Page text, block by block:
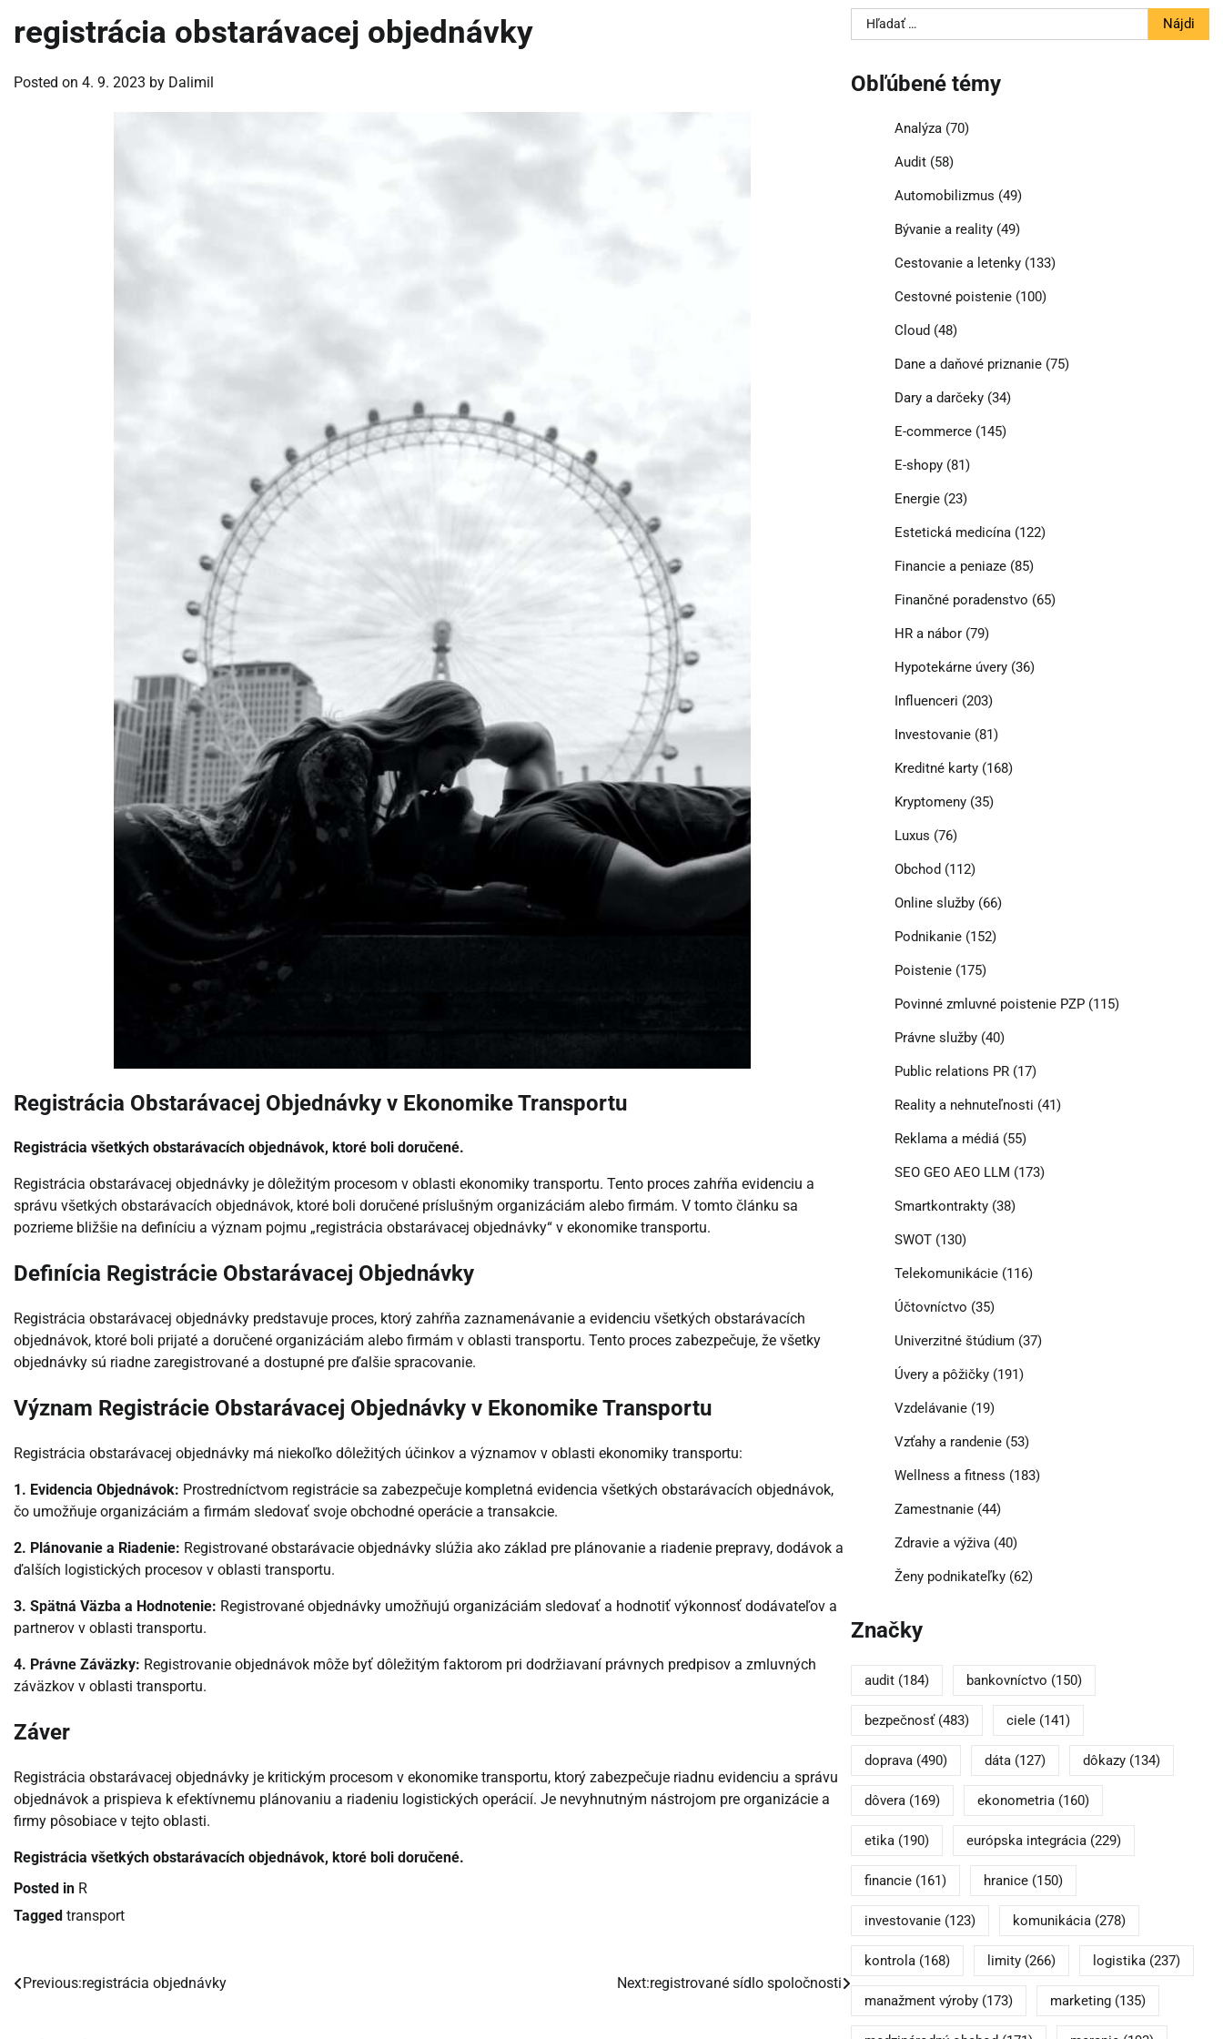
registrácia obstarávacej objednávky
Posted on 4. 9. 2023 by Dalimil
Registrácia Obstarávacej Objednávky v Ekonomike Transportu
Registrácia všetkých obstarávacích objednávok, ktoré boli doručené.
Registrácia obstarávacej objednávky je dôležitým procesom v oblasti ekonomiky transportu. Tento proces zahŕňa evidenciu a
správu všetkých obstarávacích objednávok, ktoré boli doručené príslušným organizáciám alebo firmám. V tomto článku sa
pozrieme bližšie na definíciu a význam pojmu „registrácia obstarávacej objednávky“ v ekonomike transportu.
Definícia Registrácie Obstarávacej Objednávky
Registrácia obstarávacej objednávky predstavuje proces, ktorý zahŕňa zaznamenávanie a evidenciu všetkých obstarávacích
objednávok, ktoré boli prijaté a doručené organizáciám alebo firmám v oblasti transportu. Tento proces zabezpečuje, že všetky
objednávky sú riadne zaregistrované a dostupné pre ďalšie spracovanie.
Význam Registrácie Obstarávacej Objednávky v Ekonomike Transportu
Registrácia obstarávacej objednávky má niekoľko dôležitých účinkov a významov v oblasti ekonomiky transportu:
1. Evidencia Objednávok: Prostredníctvom registrácie sa zabezpečuje kompletná evidencia všetkých obstarávacích objednávok,
čo umožňuje organizáciám a firmám sledovať svoje obchodné operácie a transakcie.
2. Plánovanie a Riadenie: Registrované obstarávacie objednávky slúžia ako základ pre plánovanie a riadenie prepravy, dodávok a
ďalších logistických procesov v oblasti transportu.
3. Spätná Väzba a Hodnotenie: Registrované objednávky umožňujú organizáciám sledovať a hodnotiť výkonnosť dodávateľov a
partnerov v oblasti transportu.
4. Právne Záväzky: Registrovanie objednávok môže byť dôležitým faktorom pri dodržiavaní právnych predpisov a zmluvných
záväzkov v oblasti transportu.
Záver
Registrácia obstarávacej objednávky je kritickým procesom v ekonomike transportu, ktorý zabezpečuje riadnu evidenciu a správu
objednávok a prispieva k efektívnemu plánovaniu a riadeniu logistických operácií. Je nevyhnutným nástrojom pre organizácie a
firmy pôsobiace v tejto oblasti.
Registrácia všetkých obstarávacích objednávok, ktoré boli doručené.
Posted in R
Tagged transport
Navigácia
Previous:registrácia objednávky Next:registrované sídlo spoločnosti
Hľadať:
Obľúbené témy
Analýza(70)
Audit(58)
Automobilizmus (49)
Bývanie a reality(49)
Cestovanie a letenky(133)
Cestovné poistenie(100)
Cloud (48)
Dane a daňové priznanie(75)
Dary a darčeky(34)
E-commerce(145)
E-shopy(81)
Energie(23)
Estetická medicína(122)
Financie a peniaze(85)
Finančné poradenstvo (65)
HR a nábor(79)
Hypotekárne úvery(36)
Influenceri (203)
Investovanie(81)
Kreditné karty(168)
Kryptomeny(35)
Luxus (76)
Obchod (112)
Online služby(66)
Podnikanie(152)
Poistenie(175)
Povinné zmluvné poistenie PZP(115)
Právne služby(40)
Public relations PR(17)
Reality a nehnuteľnosti (41)
Reklama a médiá(55)
SEO GEO AEO LLM (173)
Smartkontrakty(38)
SWOT(130)
Telekomunikácie(116)
Účtovníctvo (35)
Univerzitné štúdium(37)
Úvery a pôžičky(191)
Vzdelávanie(19)
Vzťahy a randenie(53)
Wellness a fitness (183)
Zamestnanie(44)
Zdravie a výživa(40)
Ženy podnikateľky(62)
Značky
audit(184) bankovníctvo (150)
bezpečnosť(483) ciele(141)
doprava(490) dáta(127) dôkazy(134)
dôvera(169) ekonometria(160)
etika(190) európska integrácia(229)
financie(161) hranice(150)
investovanie(123) komunikácia(278)
kontrola(168) limity(266) logistika(237)
manažment výroby(173) marketing(135)